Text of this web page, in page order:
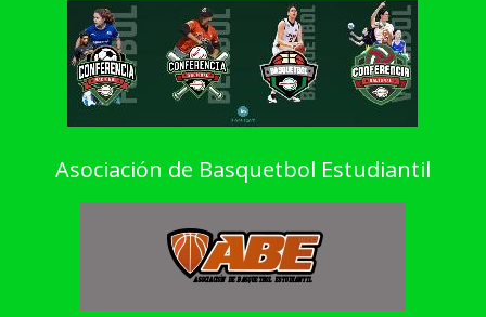
Asociación de Basquetbol Estudiantil